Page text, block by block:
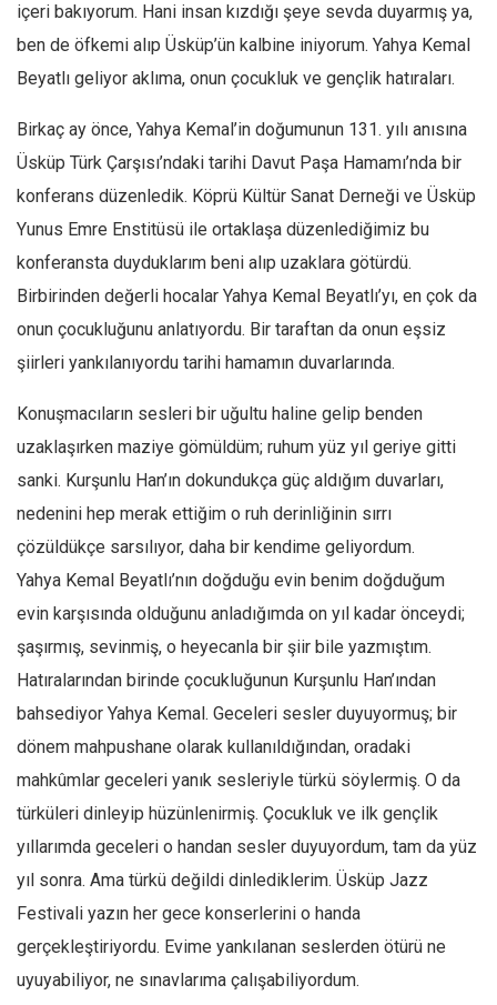
Manzara
Sağlık
Gıda-Beslenme
Hayat
Türkiye
Siyaset
Dünya
Avrupa
Asya
Afrika
İslam Dünyası
Amerika
Avustralya
Tarih
Düşünce
Dosyalar
içeri bakıyorum. Hani insan kızdığı şeye sevda duyarmış ya,
ben de öfkemi alıp Üsküp’ün kalbine iniyorum. Yahya Kemal
Beyatlı geliyor aklıma, onun çocukluk ve gençlik hatıraları.
Birkaç ay önce, Yahya Kemal’in doğumunun 131. yılı anısına
Üsküp Türk Çarşısı’ndaki tarihi Davut Paşa Hamamı’nda bir
konferans düzenledik. Köprü Kültür Sanat Derneği ve Üsküp
Yunus Emre Enstitüsü ile ortaklaşa düzenlediğimiz bu
konferansta duyduklarım beni alıp uzaklara götürdü.
Birbirinden değerli hocalar Yahya Kemal Beyatlı’yı, en çok da
onun çocukluğunu anlatıyordu. Bir taraftan da onun eşsiz
şiirleri yankılanıyordu tarihi hamamın duvarlarında.
Konuşmacıların sesleri bir uğultu haline gelip benden
uzaklaşırken maziye gömüldüm; ruhum yüz yıl geriye gitti
sanki. Kurşunlu Han’ın dokundukça güç aldığım duvarları,
nedenini hep merak ettiğim o ruh derinliğinin sırrı
çözüldükçe sarsılıyor, daha bir kendime geliyordum.
Yahya Kemal Beyatlı’nın doğduğu evin benim doğduğum
evin karşısında olduğunu anladığımda on yıl kadar önceydi;
şaşırmış, sevinmiş, o heyecanla bir şiir bile yazmıştım.
Hatıralarından birinde çocukluğunun Kurşunlu Han’ından
bahsediyor Yahya Kemal. Geceleri sesler duyuyormuş; bir
dönem mahpushane olarak kullanıldığından, oradaki
mahkûmlar geceleri yanık sesleriyle türkü söylermiş. O da
türküleri dinleyip hüzünlenirmiş. Çocukluk ve ilk gençlik
yıllarımda geceleri o handan sesler duyuyordum, tam da yüz
yıl sonra. Ama türkü değildi dinlediklerim. Üsküp Jazz
Festivali yazın her gece konserlerini o handa
gerçekleştiriyordu. Evime yankılanan seslerden ötürü ne
uyuyabiliyor, ne sınavlarıma çalışabiliyordum.